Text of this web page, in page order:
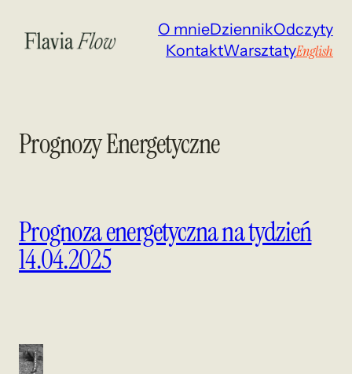
O mnieDziennikOdczyty
KontaktWarsztatyEnglish
Prognozy Energetyczne
Prognoza energetyczna na tydzień
14.04.2025